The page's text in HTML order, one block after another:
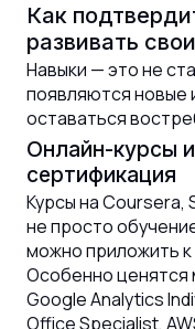
Как
развивать
Навыки — это не
появляются новые
оставаться
Онлайн-курсы
сертификация
Курсы на Coursera,
не просто
можно приложить
Особенно
Google Analytics
Office Specialist,